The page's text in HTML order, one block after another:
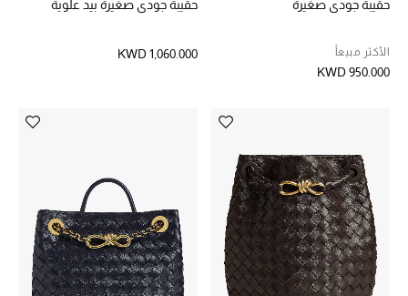
مجوهرات فاخرة للأطفال
هدايا مُعبرة
تسوقوا المجوهرات
الهدايا
حقيبة جودي صغيرة
الأكثر مبيعاً
KWD 950.000
حقيبة جودي صغيرة بيد علوية
KWD 1,060.000